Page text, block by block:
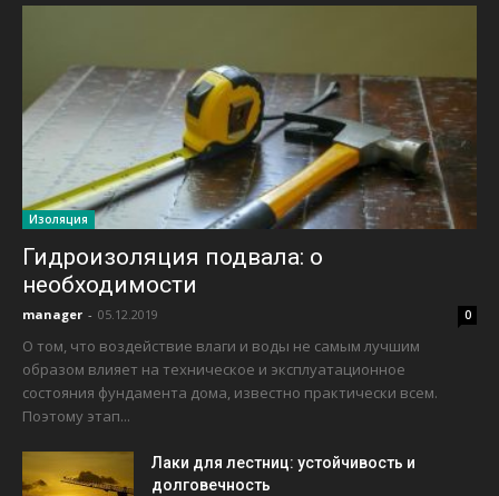
Изоляция
Гидроизоляция подвала: о
необходимости
manager - 05.12.2019 0
О том, что воздействие влаги и воды не самым лучшим
образом влияет на техническое и эксплуатационное
состояния фундамента дома, известно практически всем.
Поэтому этап...
Лаки для лестниц: устойчивость и
долговечность